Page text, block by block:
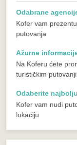
Odabrane
Kofer vam
putovanja
Ažurne
Na Koferu ćete
turističkim
Odaberite
Kofer vam nudi
lokaciju